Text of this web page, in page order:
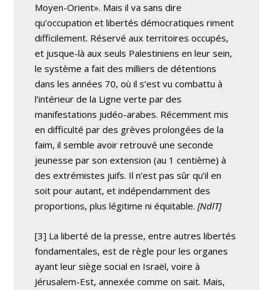
Moyen-Orient». Mais il va sans dire
qu’occupation et libertés démocratiques riment
difficilement. Réservé aux territoires occupés,
et jusque-là aux seuls Palestiniens en leur sein,
le système a fait des milliers de détentions
dans les années 70, où il s’est vu combattu à
l’intérieur de la Ligne verte par des
manifestations judéo-arabes. Récemment mis
en difficulté par des grèves prolongées de la
faim, il semble avoir retrouvé une seconde
jeunesse par son extension (au 1 centième) à
des extrémistes juifs. Il n’est pas sûr qu’il en
soit pour autant, et indépendamment des
proportions, plus légitime ni équitable.[NdlT]
[3] La liberté de la presse, entre autres libertés
fondamentales, est de règle pour les organes
ayant leur siège social en Israël, voire à
Jérusalem-Est, annexée comme on sait. Mais,